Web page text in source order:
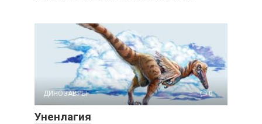
ДИНОЗАВРЫ 0
Уненлагия